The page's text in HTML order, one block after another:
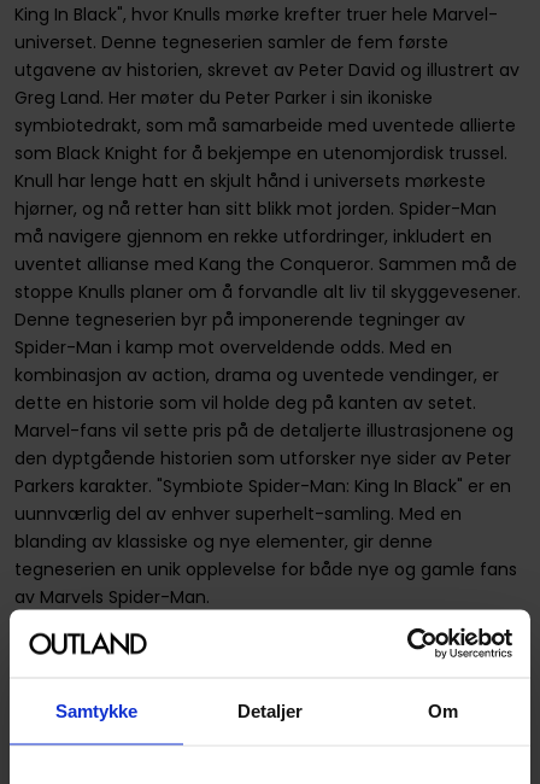
Samtykke Detaljer Om
King In Black", hvor Knulls mørke krefter truer hele Marvel-
universet. Denne tegneserien samler de fem første
utgavene av historien, skrevet av Peter David og illustrert av
Greg Land. Her møter du Peter Parker i sin ikoniske
symbiotedrakt, som må samarbeide med uventede allierte
som Black Knight for å bekjempe en utenomjordisk trussel.
Knull har lenge hatt en skjult hånd i universets mørkeste
hjørner, og nå retter han sitt blikk mot jorden. Spider-Man
må navigere gjennom en rekke utfordringer, inkludert en
uventet allianse med Kang the Conqueror. Sammen må de
stoppe Knulls planer om å forvandle alt liv til skyggevesener.
Denne tegneserien byr på imponerende tegninger av
Spider-Man i kamp mot overveldende odds. Med en
kombinasjon av action, drama og uventede vendinger, er
dette en historie som vil holde deg på kanten av setet.
Marvel-fans vil sette pris på de detaljerte illustrasjonene og
den dyptgående historien som utforsker nye sider av Peter
Parkers karakter. "Symbiote Spider-Man: King In Black" er en
uunnværlig del av enhver superhelt-samling. Med en
blanding av klassiske og nye elementer, gir denne
tegneserien en unik opplevelse for både nye og gamle fans
av Marvels Spider-Man.
Ser du noe som bør rettes opp i produktbeskrivelsen? Ikke